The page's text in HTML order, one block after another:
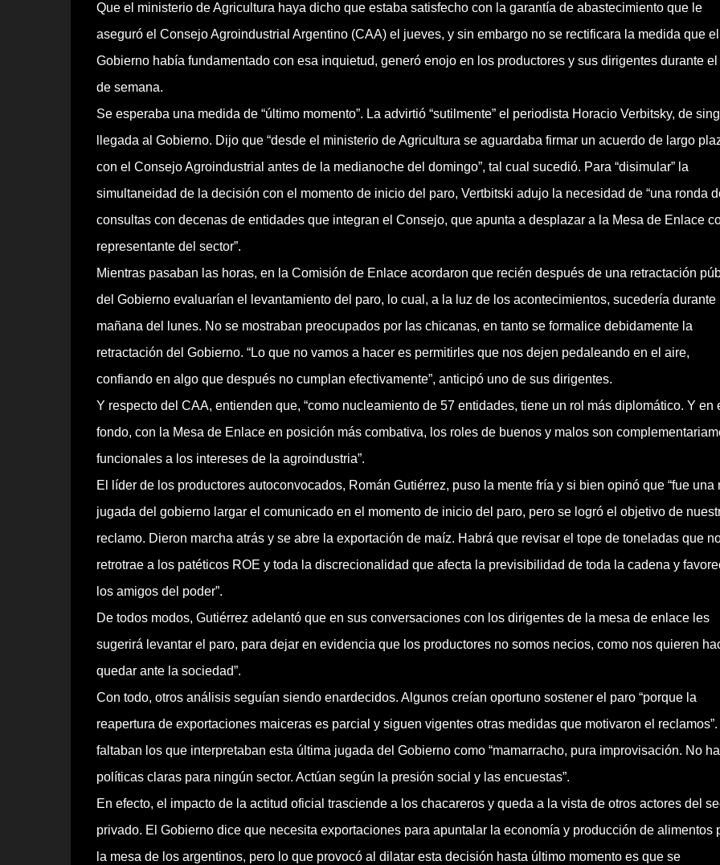
Que el ministerio de Agricultura haya dicho que estaba satisfecho con la garantía de abastecimiento que le
aseguró el Consejo Agroindustrial Argentino (CAA) el jueves, y sin embargo no se rectificara la medida que el
Gobierno había fundamentado con esa inquietud, generó enojo en los productores y sus dirigentes durante el
de semana.
Se esperaba una medida de “último momento”. La advirtió “sutilmente” el periodista Horacio Verbitsky, de
llegada al Gobierno. Dijo que “desde el ministerio de Agricultura se aguardaba firmar un acuerdo de largo
con el Consejo Agroindustrial antes de la medianoche del domingo”, tal cual sucedió. Para “disimular” la
simultaneidad de la decisión con el momento de inicio del paro, Vertbitski adujo la necesidad de “una ronda
consultas con decenas de entidades que integran el Consejo, que apunta a desplazar a la Mesa de Enlace
representante del sector”.
Mientras pasaban las horas, en la Comisión de Enlace acordaron que recién después de una retractación
del Gobierno evaluarían el levantamiento del paro, lo cual, a la luz de los acontecimientos, sucedería durante
mañana del lunes. No se mostraban preocupados por las chicanas, en tanto se formalice debidamente la
retractación del Gobierno. “Lo que no vamos a hacer es permitirles que nos dejen pedaleando en el aire,
confiando en algo que después no cumplan efectivamente”, anticipó uno de sus dirigentes.
Y respecto del CAA, entienden que, “como nucleamiento de 57 entidades, tiene un rol más diplomático. Y en
fondo, con la Mesa de Enlace en posición más combativa, los roles de buenos y malos son
funcionales a los intereses de la agroindustria”.
El líder de los productores autoconvocados, Román Gutiérrez, puso la mente fría y si bien opinó que “fue una
jugada del gobierno largar el comunicado en el momento de inicio del paro, pero se logró el objetivo de
reclamo. Dieron marcha atrás y se abre la exportación de maíz. Habrá que revisar el tope de toneladas que
retrotrae a los patéticos ROE y toda la discrecionalidad que afecta la previsibilidad de toda la cadena y
los amigos del poder”.
De todos modos, Gutiérrez adelantó que en sus conversaciones con los dirigentes de la mesa de enlace les
sugerirá levantar el paro, para dejar en evidencia que los productores no somos necios, como nos quieren
quedar ante la sociedad”.
Con todo, otros análisis seguían siendo enardecidos. Algunos creían oportuno sostener el paro “porque la
reapertura de exportaciones maiceras es parcial y siguen vigentes otras medidas que motivaron el reclamos”.
faltaban los que interpretaban esta última jugada del Gobierno como “mamarracho, pura improvisación. No
políticas claras para ningún sector. Actúan según la presión social y las encuestas”.
En efecto, el impacto de la actitud oficial trasciende a los chacareros y queda a la vista de otros actores del
privado. El Gobierno dice que necesita exportaciones para apuntalar la economía y producción de alimentos
la mesa de los argentinos, pero lo que provocó al dilatar esta decisión hasta último momento es que se